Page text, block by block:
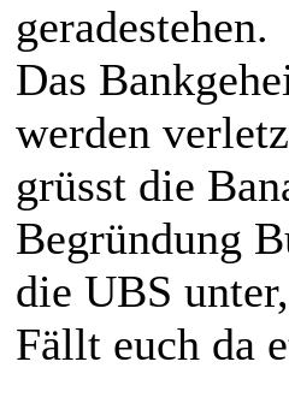
geradestehen.
Das
werden
grüsst die
Begründung
die UBS
Fällt euch da